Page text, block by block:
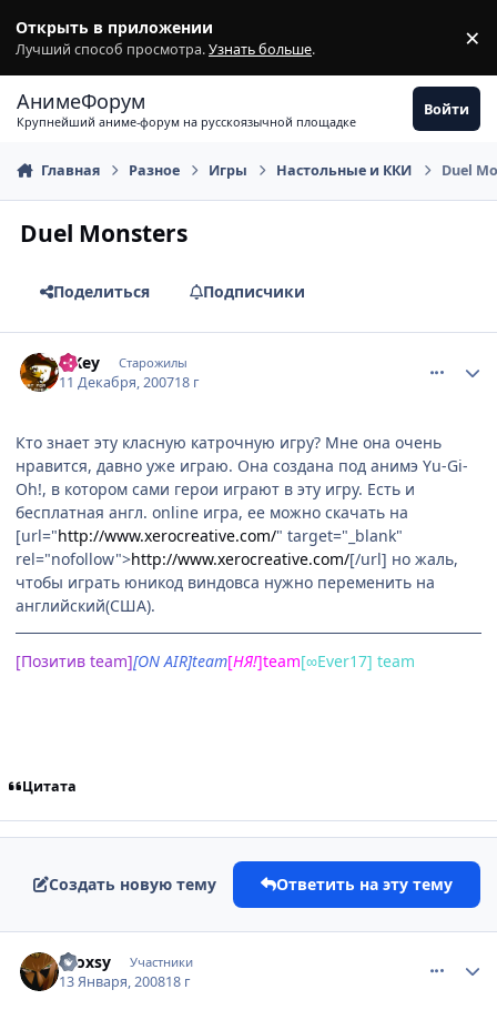
Открыть в приложении
Лучший способ просмотра.Узнать больше. ×
АнимеФорум
Крупнейший аниме-форум на русскоязычной площадке
Войти
Главная Разное Игры Настольные и ККИ Duel
Duel Monsters
Поделиться Подписчики
TiKey Старожилы
11 Декабря, 200718 г
Кто знает эту класную катрочную игру? Мне она очень
нравится, давно уже играю. Она создана под анимэ Yu-Gi-
Oh!, в котором сами герои играют в эту игру. Есть и
бесплатная англ. online игра, ее можно скачать на
[url="http://www.xerocreative.com/" target="_blank"
rel="nofollow">http://www.xerocreative.com/[/url] но жаль,
чтобы играть юникод виндовса нужно переменить на
английский(США).
[Позитив team][ON AIR]team[НЯ!]team[∞Ever17] team
Цитата
Создать новую тему Ответить на эту тему
Proxsy Участники
13 Января, 200818 г